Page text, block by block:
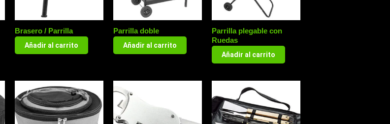
Brasero / Parrilla
Añadir al carrito
Parrilla doble
Añadir al carrito
Parrilla plegable con
Ruedas
Añadir al carrito